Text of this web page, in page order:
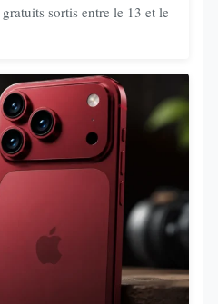
sortis entre le 13 et le